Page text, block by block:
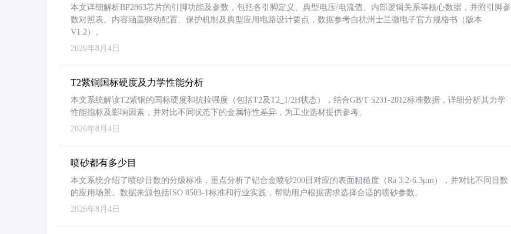
本文详细解析BP2863芯片的引脚功能及参数，包括各引脚定义、典型电压/电流值、内部逻辑关系等核心数据，并附引脚参
数对照表。内容涵盖驱动配置、保护机制及典型应用电路设计要点，数据参考自杭州士兰微电子官方规格书（版本
V1.2）。
2026年8月4日
T2紫铜国标硬度及力学性能分析
本文系统解读T2紫铜的国标硬度和抗拉强度（包括T2及T2_1/2H状态），结合GB/T 5231-2012标准数据，详细分析其力学
性能指标及影响因素，并对比不同状态下的金属特性差异，为工业选材提供参考。
2026年8月4日
喷砂都有多少目
本文系统介绍了喷砂目数的分级标准，重点分析了铝合金喷砂200目对应的表面粗糙度（Ra 3.2-6.3μm），并对比不同目数
的应用场景。数据来源包括ISO 8503-1标准和行业实践，帮助用户根据需求选择合适的喷砂参数。
2026年8月4日